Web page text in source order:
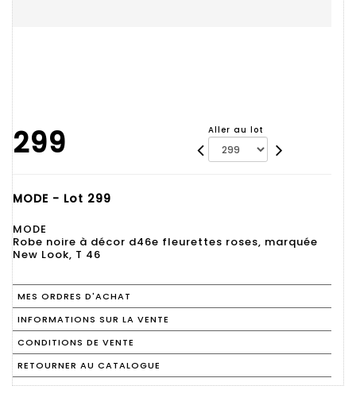
299 Aller au lot
MODE - Lot 299
MODE
Robe noire à décor d46e fleurettes roses, marquée
New Look, T 46
MES ORDRES D'ACHAT
INFORMATIONS SUR LA VENTE
CONDITIONS DE VENTE
RETOURNER AU CATALOGUE